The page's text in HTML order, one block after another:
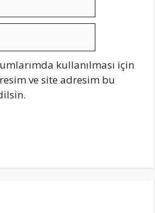
kullanılması için
ve site adresim bu